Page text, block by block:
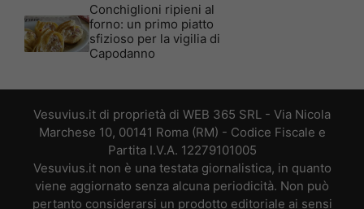
Conchiglioni ripieni al
forno: un primo piatto
sfizioso per la vigilia di
Capodanno
Vesuvius.it di proprietà di WEB 365 SRL - Via Nicola
Marchese 10, 00141 Roma (RM) - Codice Fiscale e
Partita I.V.A. 12279101005
Vesuvius.it non è una testata giornalistica, in quanto
viene aggiornato senza alcuna periodicità. Non può
pertanto considerarsi un prodotto editoriale ai sensi